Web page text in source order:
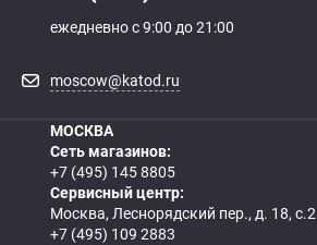
ежедневно с 9:00 до 21:00
moscow@katod.ru
МОСКВА
Сеть магазинов:
+7 (495) 145 8805
Сервисный центр:
Москва, Леснорядский пер., д. 18, с.2
+7 (495) 109 2883